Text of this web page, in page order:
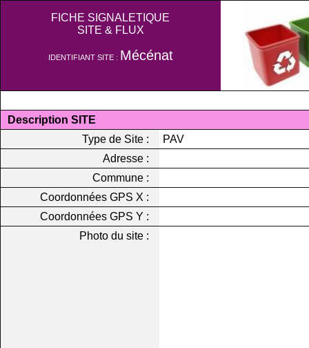
FICHE SIGNALETIQUE
SITE & FLUX
IDENTIFIANT SITE : Mécénat
Description SITE
Type de Site :
PAV
Adresse :
Commune :
Coordonnées GPS X :
Coordonnées GPS Y :
Photo du site :